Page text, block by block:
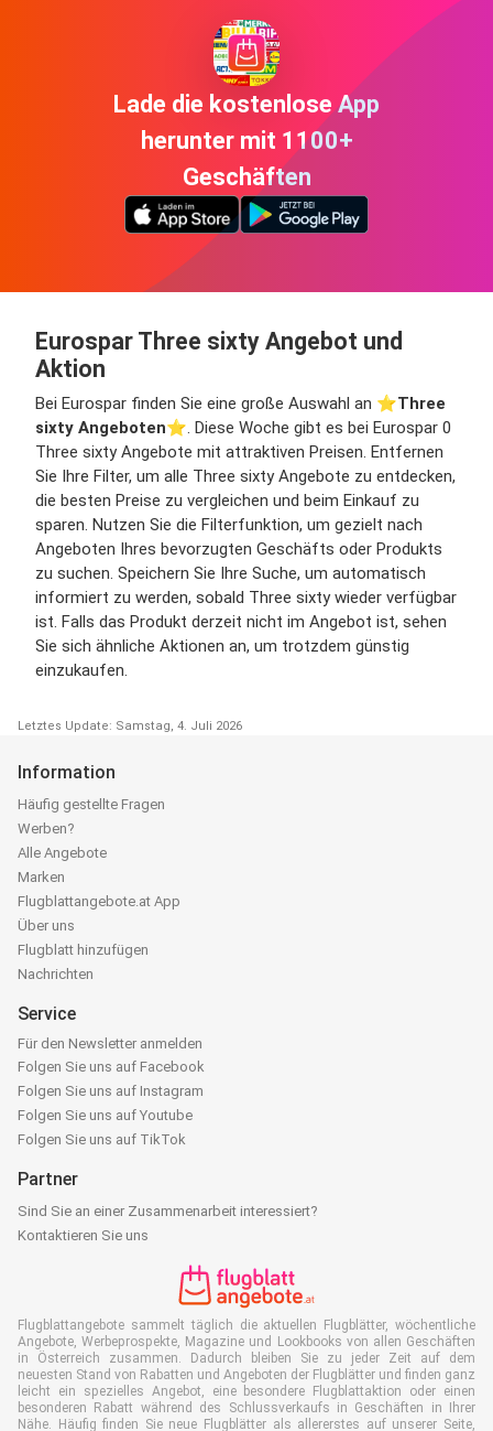
Lade die kostenlose App
herunter mit 1100+
Geschäften
Eurospar Three sixty Angebot und
Aktion
Bei Eurospar finden Sie eine große Auswahl an ⭐️Three
sixty Angeboten⭐️. Diese Woche gibt es bei Eurospar 0
Three sixty Angebote mit attraktiven Preisen. Entfernen
Sie Ihre Filter, um alle Three sixty Angebote zu entdecken,
die besten Preise zu vergleichen und beim Einkauf zu
sparen. Nutzen Sie die Filterfunktion, um gezielt nach
Angeboten Ihres bevorzugten Geschäfts oder Produkts
zu suchen. Speichern Sie Ihre Suche, um automatisch
informiert zu werden, sobald Three sixty wieder verfügbar
ist. Falls das Produkt derzeit nicht im Angebot ist, sehen
Sie sich ähnliche Aktionen an, um trotzdem günstig
einzukaufen.
Letztes Update: Samstag, 4. Juli 2026
Information
Häufig gestellte Fragen
Werben?
Alle Angebote
Marken
Flugblattangebote.at App
Über uns
Flugblatt hinzufügen
Nachrichten
Service
Für den Newsletter anmelden
Folgen Sie uns auf Facebook
Folgen Sie uns auf Instagram
Folgen Sie uns auf Youtube
Folgen Sie uns auf TikTok
Partner
Sind Sie an einer Zusammenarbeit interessiert?
Kontaktieren Sie uns
Flugblattangebote sammelt täglich die aktuellen Flugblätter, wöchentliche
Angebote, Werbeprospekte, Magazine und Lookbooks von allen Geschäften
in Österreich zusammen. Dadurch bleiben Sie zu jeder Zeit auf dem
neuesten Stand von Rabatten und Angeboten der Flugblätter und finden ganz
leicht ein spezielles Angebot, eine besondere Flugblattaktion oder einen
besonderen Rabatt während des Schlussverkaufs in Geschäften in Ihrer
Nähe. Häufig finden Sie neue Flugblätter als allererstes auf unserer Seite,